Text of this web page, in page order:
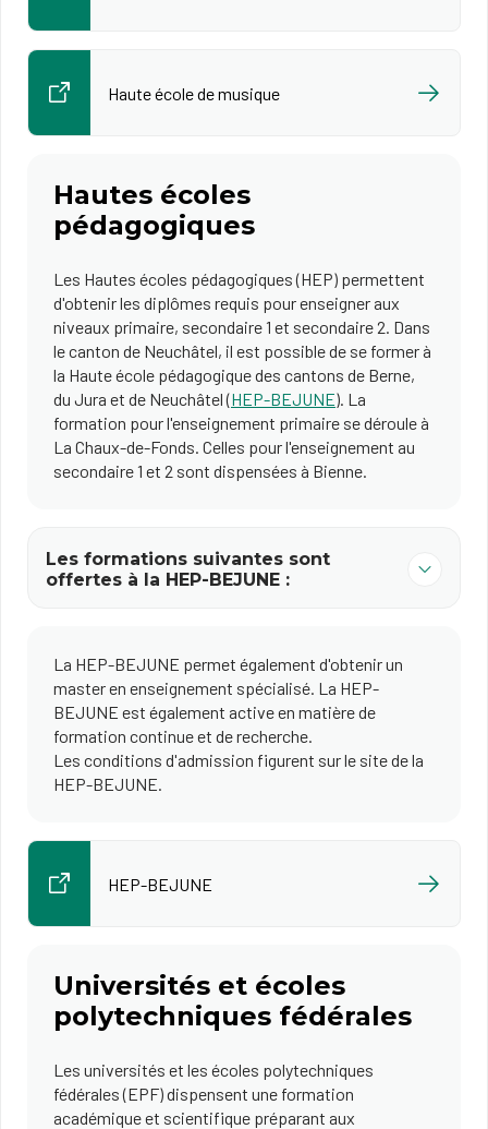
Haute école de musique
Hautes écoles
pédagogiques
Les Hautes écoles pédagogiques (HEP) permettent
d'obtenir les diplômes requis pour enseigner aux
niveaux primaire, secondaire 1 et secondaire 2. Dans
le canton de Neuchâtel, il est possible de se former à
la Haute école pédagogique des cantons de Berne,
du Jura et de Neuchâtel (HEP-BEJUNE). La
formation pour l'enseignement primaire se déroule à
La Chaux-de-Fonds. Celles pour l'enseignement au
secondaire 1 et 2 sont dispensées à Bienne.
Les formations suivantes sont
offertes à la HEP-BEJUNE :
La HEP-BEJUNE permet également d'obtenir un
master en enseignement spécialisé. La HEP-
BEJUNE est également active en matière de
formation continue et de recherche.
Les conditions d'admission figurent sur le site de la
HEP-BEJUNE.
HEP-BEJUNE
Universités et écoles
polytechniques fédérales
Les universités et les écoles polytechniques
fédérales (EPF) dispensent une formation
académique et scientifique préparant aux